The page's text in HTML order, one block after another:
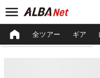
全ツアー ギア